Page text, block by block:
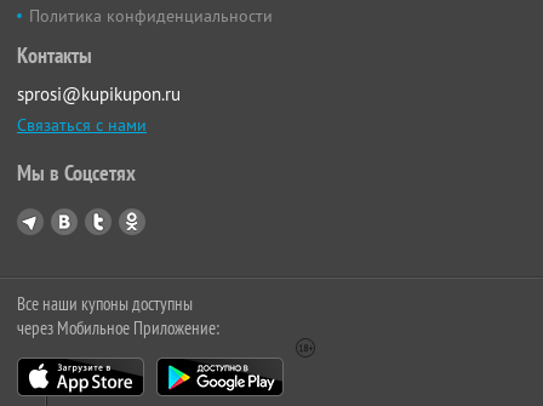
Политика конфиденциальности
Контакты
sprosi@kupikupon.ru
Связаться с нами
Мы в Соцсетях
Все наши купоны доступны
через Мобильное Приложение: